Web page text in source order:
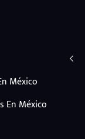
México
En México